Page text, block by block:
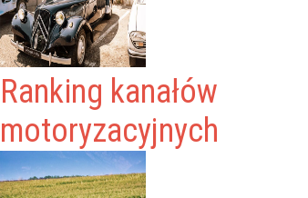
Ranking kanałów
motoryzacyjnych